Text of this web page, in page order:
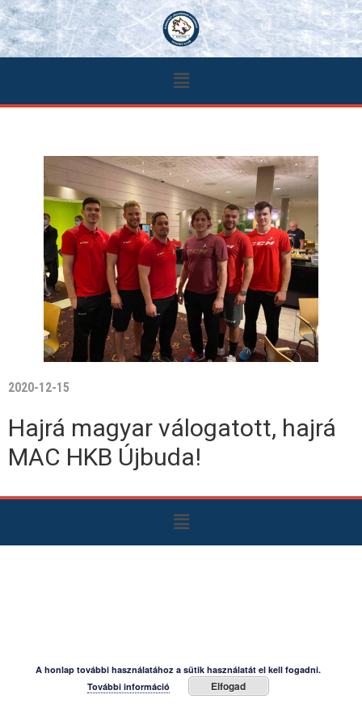
2020-12-15
Hajrá magyar válogatott, hajrá
MAC HKB Újbuda!
A honlap további használatához a sütik használatát el kell fogadni.
További információ
Elfogad